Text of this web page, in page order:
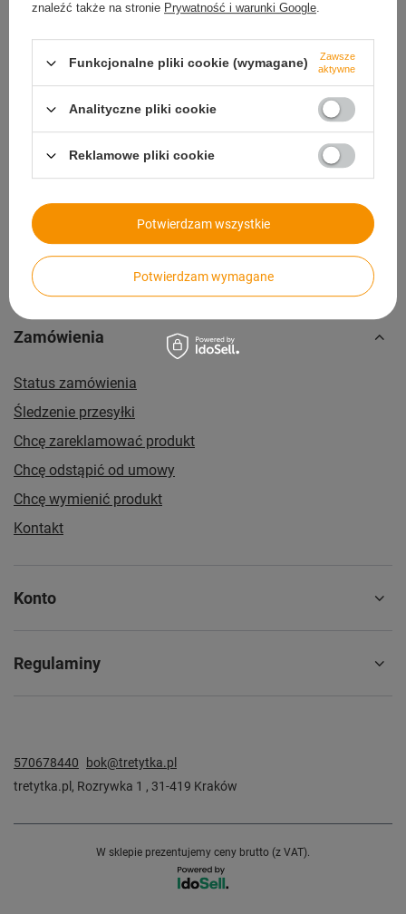
dbamy o Twoje prawa
Szybkie zwroty
14 dni na zwrot bez podawania przyczyny
Paczkomaty
dla wygodnych i oszczędnych
Zamówienia
Status zamówienia
Śledzenie przesyłki
Chcę zareklamować produkt
Chcę odstąpić od umowy
Chcę wymienić produkt
Kontakt
Konto
Regulaminy
570678440
bok@tretytka.pl
tretytka.pl , Rozrywka 1 , 31-419 Kraków
W sklepie prezentujemy ceny brutto (z VAT).
znaleźć także na stronie Prywatność i warunki Google.
Funkcjonalne pliki cookie (wymagane)
Zawsze
aktywne
Analityczne pliki cookie
Reklamowe pliki cookie
Potwierdzam wymagane
Potwierdzam wszystkie